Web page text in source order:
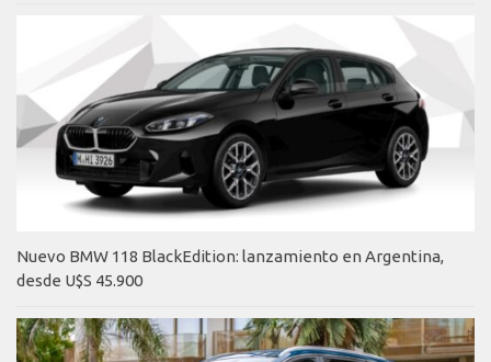
Nuevo BMW 118 BlackEdition: lanzamiento en Argentina,
desde U$S 45.900